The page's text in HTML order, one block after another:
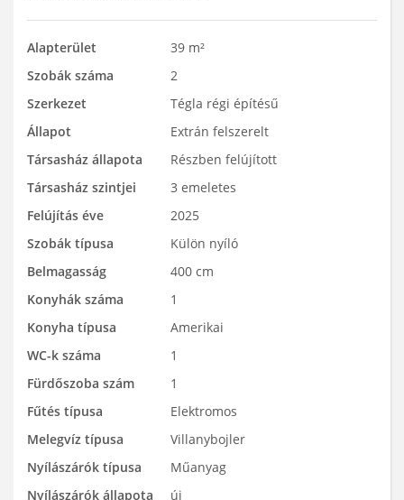
Alapterület
39 m²
Szobák száma
2
Szerkezet
Tégla régi építésű
Állapot
Extrán felszerelt
Társasház állapota
Részben felújított
Társasház szintjei
3 emeletes
Felújítás éve
2025
Szobák típusa
Külön nyíló
Belmagasság
400 cm
Konyhák száma
1
Konyha típusa
Amerikai
WC-k száma
1
Fürdőszoba szám
1
Fűtés típusa
Elektromos
Melegvíz típusa
Villanybojler
Nyílászárók típusa
Műanyag
Nyílászárók állapota
új